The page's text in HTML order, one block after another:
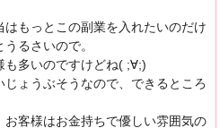
もっとこの副業を入れたいのだけ
るさいので。
も多いのですけどね( ;∀;)
ょうぶそうなので、できるところ
客様はお金持ちで優しい雰囲気の